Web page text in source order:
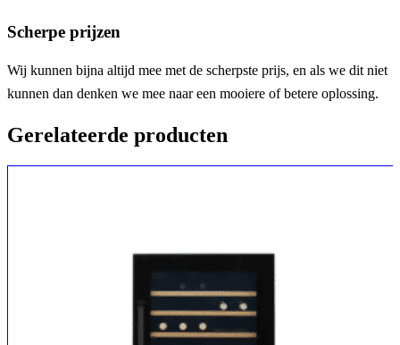
Scherpe prijzen
Wij kunnen bijna altijd mee met de scherpste prijs, en als we dit niet
kunnen dan denken we mee naar een mooiere of betere oplossing.
Gerelateerde producten